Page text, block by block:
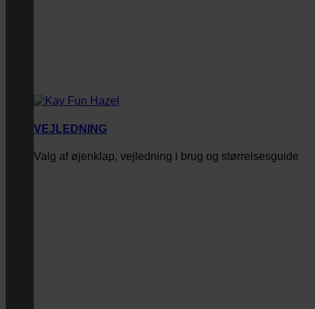
VEJLEDNING
Valg af øjenklap, vejledning i brug og størrelsesguide